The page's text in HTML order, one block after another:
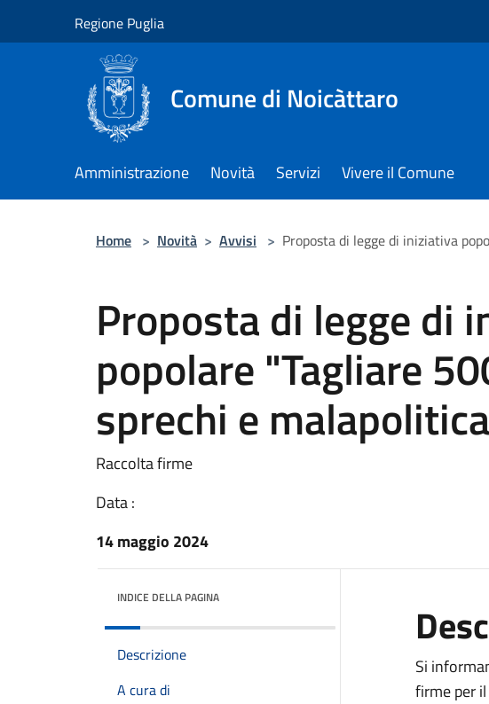
Regione Puglia
Comune di Noicàttaro
Amministrazione Novità Servizi Vivere il Comune
Home > Novità > Avvisi > Proposta di legge di iniziativa
Proposta di legge di
popolare "Tagliare
sprechi e
Raccolta firme
Data :
14 maggio 2024
INDICE DELLA PAGINA
Descrizione
A cura di
Si
firme per